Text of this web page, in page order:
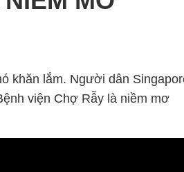
khăn lắm. Người dân
viện Chợ Rẫy là niềm mơ